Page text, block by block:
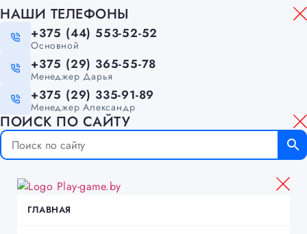
НАШИ ТЕЛЕФОНЫ
+375 (44) 553-52-52
Основной
+375 (29) 365-55-78
Менеджер Дарья
+375 (29) 335-91-89
Менеджер Александр
ПОИСК ПО САЙТУ
ГЛАВНАЯ